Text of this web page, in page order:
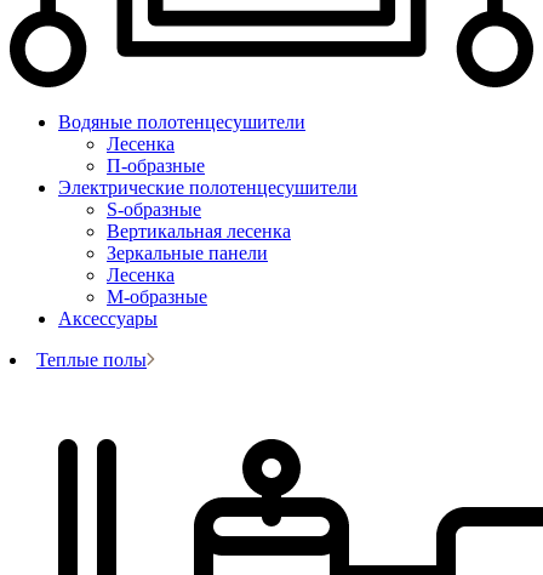
Водяные полотенцесушители
Лесенка
П-образные
Электрические полотенцесушители
S-образные
Вертикальная лесенка
Зеркальные панели
Лесенка
М-образные
Аксессуары
Теплые полы